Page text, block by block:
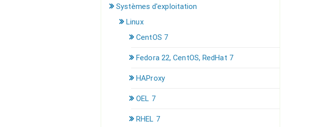
Systèmes d'exploitation
Linux
CentOS 7
Fedora 22, CentOS, RedHat 7
HAProxy
OEL 7
RHEL 7